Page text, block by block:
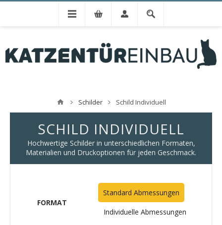
Schilder Schild Individuell
SCHILD INDIVIDUELL
Hochwertige Schilder in unterschiedlichen Formaten,
Materialien und Druckoptionen für jeden Geschmack.
FORMAT
Standard Abmessungen
Individuelle Abmessungen